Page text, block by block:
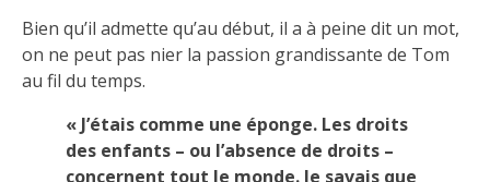
Bien qu’il admette qu’au début, il a à peine dit un mot,
on ne peut pas nier la passion grandissante de Tom
au fil du temps.
« J’étais comme une éponge. Les droits
des enfants – ou l’absence de droits –
concernent tout le monde. Je savais que